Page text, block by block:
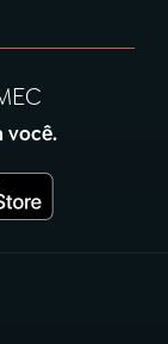
você.
aba)